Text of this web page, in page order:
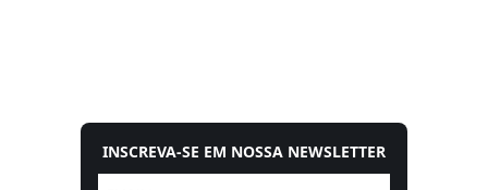
INSCREVA-SE EM NOSSA NEWSLETTER